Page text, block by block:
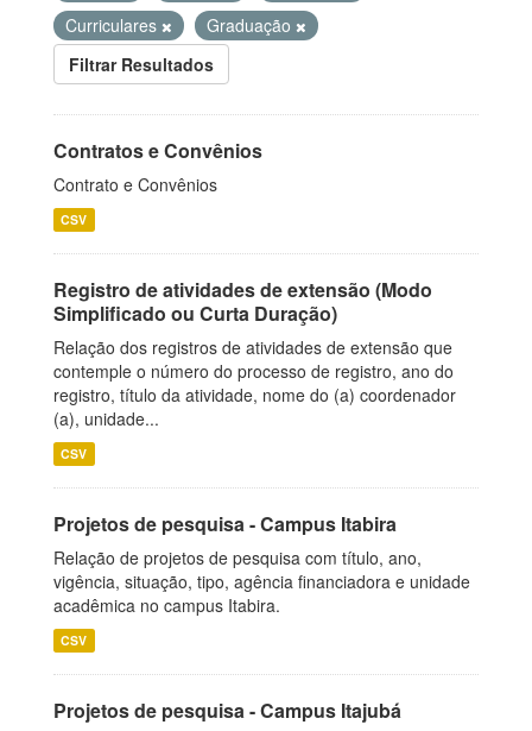
Curriculares
Graduação
Filtrar Resultados
Contratos e Convênios
Contrato e Convênios
CSV
Registro de atividades de extensão (Modo
Simplificado ou Curta Duração)
Relação dos registros de atividades de extensão que
contemple o número do processo de registro, ano do
registro, título da atividade, nome do (a) coordenador
(a), unidade...
CSV
Projetos de pesquisa - Campus Itabira
Relação de projetos de pesquisa com título, ano,
vigência, situação, tipo, agência financiadora e unidade
acadêmica no campus Itabira.
CSV
Projetos de pesquisa - Campus Itajubá